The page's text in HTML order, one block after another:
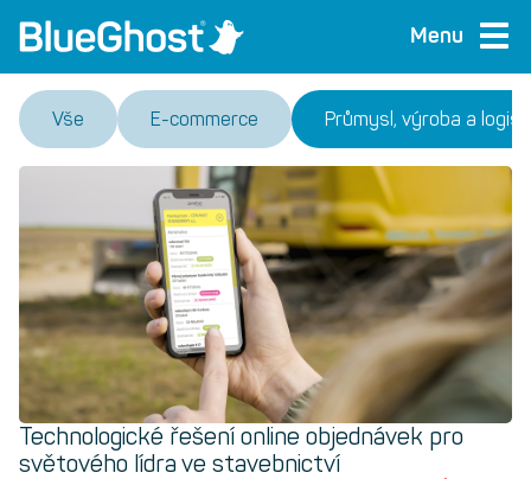
Menu
Vše E-commerce Průmysl, výroba a
Technologické řešení online objednávek pro
světového lídra ve stavebnictví